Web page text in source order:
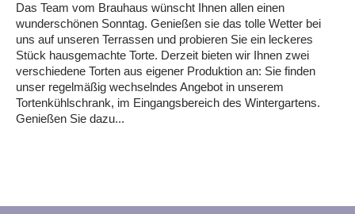
Das Team vom Brauhaus wünscht Ihnen allen einen
wunderschönen Sonntag. Genießen sie das tolle Wetter bei
uns auf unseren Terrassen und probieren Sie ein leckeres
Stück hausgemachte Torte. Derzeit bieten wir Ihnen zwei
verschiedene Torten aus eigener Produktion an: Sie finden
unser regelmäßig wechselndes Angebot in unserem
Tortenkühlschrank, im Eingangsbereich des Wintergartens.
Genießen Sie dazu...